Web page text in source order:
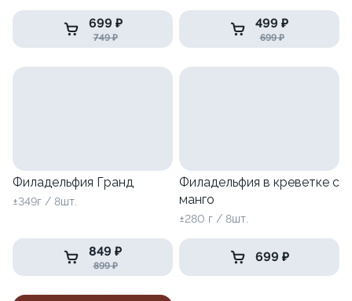
699 ₽
749 ₽
499 ₽
699 ₽
Филадельфия Гранд
±349г / 8шт.
849 ₽
899 ₽
Филадельфия в креветке с
манго
±280 г / 8шт.
699 ₽